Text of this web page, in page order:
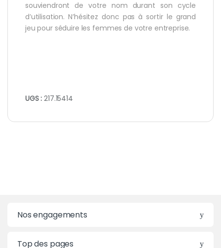
souviendront de votre nom durant son cycle
d’utilisation. N’hésitez donc pas à sortir le grand
jeu pour séduire les femmes de votre entreprise.
UGS :217.15414
Nos engagements
Top des pages